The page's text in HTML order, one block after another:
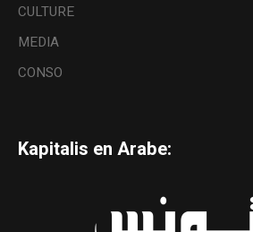
CULTURE
MEDIA
CONSO
Kapitalis en Arabe: